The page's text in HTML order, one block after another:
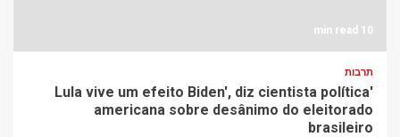
10 min read
תרבות
'Lula vive um efeito Biden', diz cientista política
americana sobre desânimo do eleitorado
brasileiro